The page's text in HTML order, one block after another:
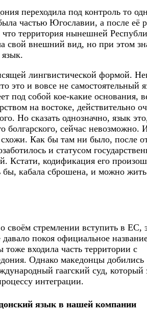
переходила под контроль то
частью Югославии, а после её
территория нынешней
свой внешний вид, но при этом
лингвистической формой.
это и вовсе не самостоятельный
под собой кое-какие основания,
на востоке, действительно
Но сказать однозначно, язык
болгарского, сейчас невозможно.
Как бы там ни было, после
и статусом
Кстати, кодификация его
бы, кабала сброшена, и можно
своём стремлении вступить в ЕС,
покоя официальное
тоже входила часть территории с
Однако македонцы добились
гаагский суд, который
интеграции.
язык в нашей компании